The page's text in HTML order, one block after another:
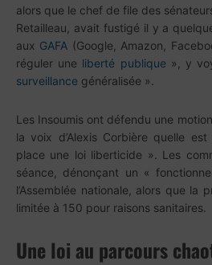
alors que le chef de file des
Retailleau, avait fustigé il y a
aux GAFA (Google, Amazon,
réguler une liberté publique», y
surveillance généralisée ».
Les Insoumis ont défendu une
la voix d’Alexis Corbière quelle
place une loi liberticide ». Les
séance, dénonçant un «
l’Assemblée nationale, alors que la
limitée à 150 pour raisons sanitaires.
Une loi au parcours